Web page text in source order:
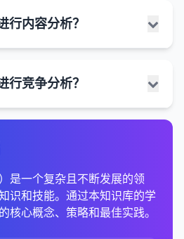
常用。
实践：
格式。
反映页面内容。
具验证实施。
数据或标记不相关的内容。
是SEO的重要组成部分，它帮
烈的搜索结果中，丰富片段可
而出。
和用户参与度可能间接有助于
化数据标记（如JSON-LD、
）。
类型的结构化数据。
示在有机搜索结果中或有专门
新闻文章。
闻"标签页。
的相关查询列表。
展他们的搜索。
要目标是提高网站在相关关键
改nginx.conf文件
：
容，避免将所有页面重定向到
等
和 m.example.com/page
和
转化事件
页面或屏幕浏览
话数 / 总会话数) × 100%
供跳出率，但可以通过以下
与会话数 / 总会话数)) ×
与度，而不仅仅是页面浏
频率和新鲜度。
数量、质量和多样性。
来源和链接建设策略。
结构和锚文本分布。
技术SEO状况，包括页面速
、URL结构和内部链接。
面，了解它们成功的原因。
面。
页面被Google索引。
之外的页面及其原因。
容、服务器错误或抓取问题。
引状态。
渲染和理解页面内容。
流量" > "来源/媒介"报告中查
出率、停留时间和转化率。
性能页面。
、索引覆盖率、页面速度。
、外链质量、锚文本分布。
Analytics、Google Analytics
、Ahrefs、Moz、Majestic。
Frog、Sitebulb、
。
人员也能理解SEO数据和趋
识别数据中的趋势和模式，这
可以轻松识别有机搜索流量的
长趋势。
页面上的点击模式和注意力分
反馈来确定初步的核心关键词
扩展列表
等工具的关键词建议功能。
获取相关关键词建议。
它们通常竞争度较低，转化率
站技术审计：
Frog SEO Spider、
PageSpeed Insights、
Mobile-Friendly
。
来源。外链是搜索引擎排名的
监控外链概况对于制定有效的
的链接概况和竞争
外链分析：
具
、Ahrefs、Moz Pro。
、
。
行内容分析？
并制定内容优化策略。SEO工
能、关键词使用、内容结构和
，帮助创建更有效的内容策
：Google Analytics、Google
行竞争分析？
会、避免常见错误，并制定更
链接概况和技术SEO的宝贵数
landscape。
是一个复杂且不断发展的领
识和技能。通过本知识库的学
核心概念、策略和最佳实践。